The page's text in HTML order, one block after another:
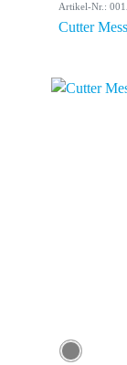
Farbe
Artikel-Nr.:
Cutter